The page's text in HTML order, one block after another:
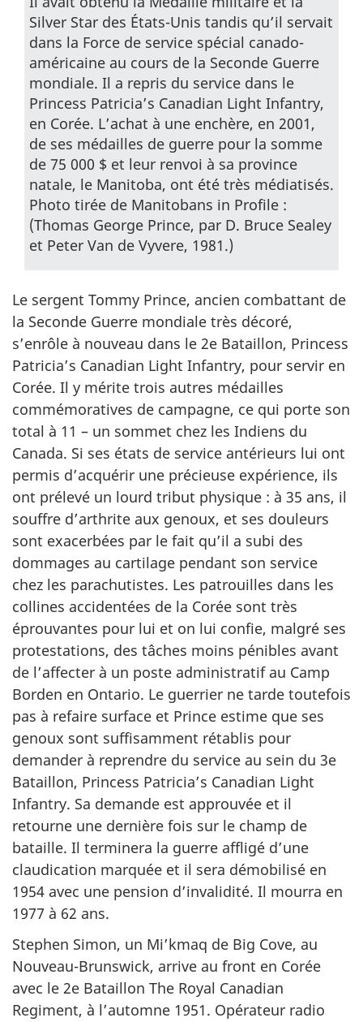
Silver Star des États-Unis tandis qu’il servait
dans la Force de service spécial canado-
américaine au cours de la Seconde Guerre
mondiale. Il a repris du service dans le
Princess Patricia’s Canadian Light Infantry,
en Corée. L’achat à une enchère, en 2001,
de ses médailles de guerre pour la somme
de 75 000 $ et leur renvoi à sa province
natale, le Manitoba, ont été très médiatisés.
Photo tirée de Manitobans in Profile :
(Thomas George Prince, par D. Bruce Sealey
et Peter Van de Vyvere, 1981.)
Le sergent Tommy Prince, ancien combattant de
la Seconde Guerre mondiale très décoré,
s’enrôle à nouveau dans le 2e Bataillon, Princess
Patricia’s Canadian Light Infantry, pour servir en
Corée. Il y mérite trois autres médailles
commémoratives de campagne, ce qui porte son
total à 11 – un sommet chez les Indiens du
Canada. Si ses états de service antérieurs lui ont
permis d’acquérir une précieuse expérience, ils
ont prélevé un lourd tribut physique : à 35 ans, il
souffre d’arthrite aux genoux, et ses douleurs
sont exacerbées par le fait qu’il a subi des
dommages au cartilage pendant son service
chez les parachutistes. Les patrouilles dans les
collines accidentées de la Corée sont très
éprouvantes pour lui et on lui confie, malgré ses
protestations, des tâches moins pénibles avant
de l’affecter à un poste administratif au Camp
Borden en Ontario. Le guerrier ne tarde toutefois
pas à refaire surface et Prince estime que ses
genoux sont suffisamment rétablis pour
demander à reprendre du service au sein du 3e
Bataillon, Princess Patricia’s Canadian Light
Infantry. Sa demande est approuvée et il
retourne une dernière fois sur le champ de
bataille. Il terminera la guerre affligé d’une
claudication marquée et il sera démobilisé en
1954 avec une pension d’invalidité. Il mourra en
1977 à 62 ans.
Stephen Simon, un Mi’kmaq de Big Cove, au
Nouveau-Brunswick, arrive au front en Corée
avec le 2e Bataillon The Royal Canadian
Regiment, à l’automne 1951. Opérateur radio